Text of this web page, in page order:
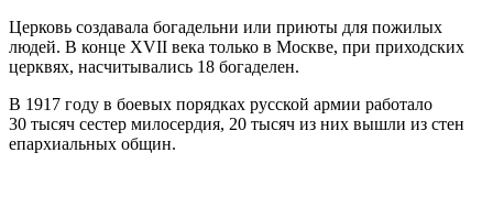
Церковь создавала богадельни или приюты для пожилых
людей. В конце XVII века только в Москве, при приходских
церквях, насчитывались 18 богаделен.
В 1917 году в боевых порядках русской армии работало
30 тысяч сестер милосердия, 20 тысяч из них вышли из стен
епархиальных общин.